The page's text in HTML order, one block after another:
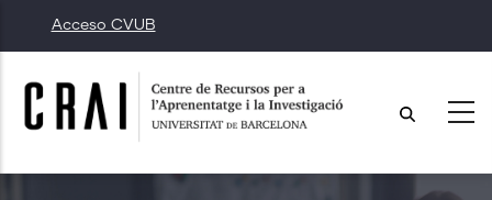
al
contenido
principal
Acceso CVUB